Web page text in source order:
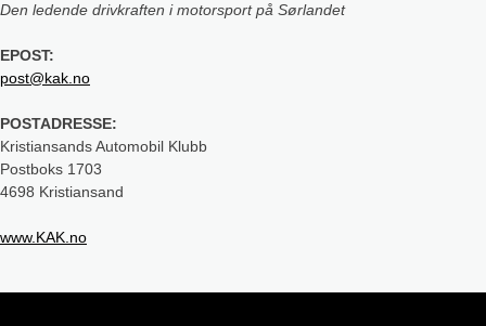
Den ledende drivkraften i motorsport på Sørlandet
EPOST:
post@kak.no
POSTADRESSE:
Kristiansands Automobil Klubb
Postboks 1703
4698 Kristiansand
www.KAK.no